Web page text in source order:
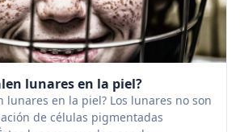
lunares en la piel?
lunares en la piel? Los lunares no son
de células pigmentadas